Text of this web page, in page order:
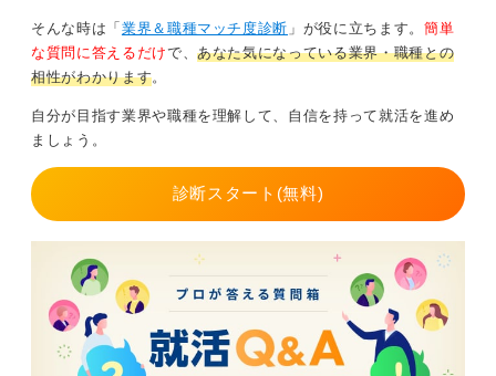
たとえば、ゼミやアルバイトでの家計シミュレーショ
ン、保険の見直し提案、NISAやiDeCoの比較資料を自作
ードに落とし込むことで、資格取得単体以上の説得力が
生まれます。
自己PRなら「FP学習→課題認識→施策→成果」の順で
係をつくる仕事に魅力を感じた」など、企業のロジック
と接続するとより自然です。
また、時間と体力に余裕があれば2級を視野に入れると、
基礎から実務寄りへ一段階上がり、説得力が増します。
そんな時は「 業界＆職種マッチ度診断 」が役に立ちます。 簡単
な質問に答えるだけで、あなた気になっている業界・職種との
相性がわかります。
自分が目指す業界や職種を理解して、自信を持って就活を進め
ましょう。
診断スタート(無料)